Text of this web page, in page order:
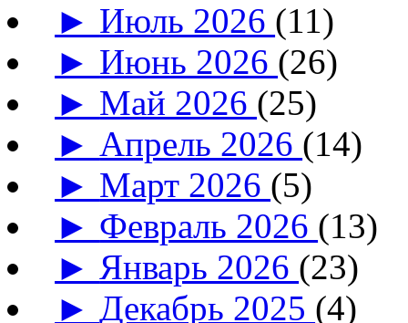
► Июль 2026 (11)
► Июнь 2026 (26)
► Май 2026 (25)
► Апрель 2026 (14)
► Март 2026 (5)
► Февраль 2026 (13)
► Январь 2026 (23)
►Декабрь 2025 (4)